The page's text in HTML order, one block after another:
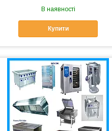
В наявності
Купити